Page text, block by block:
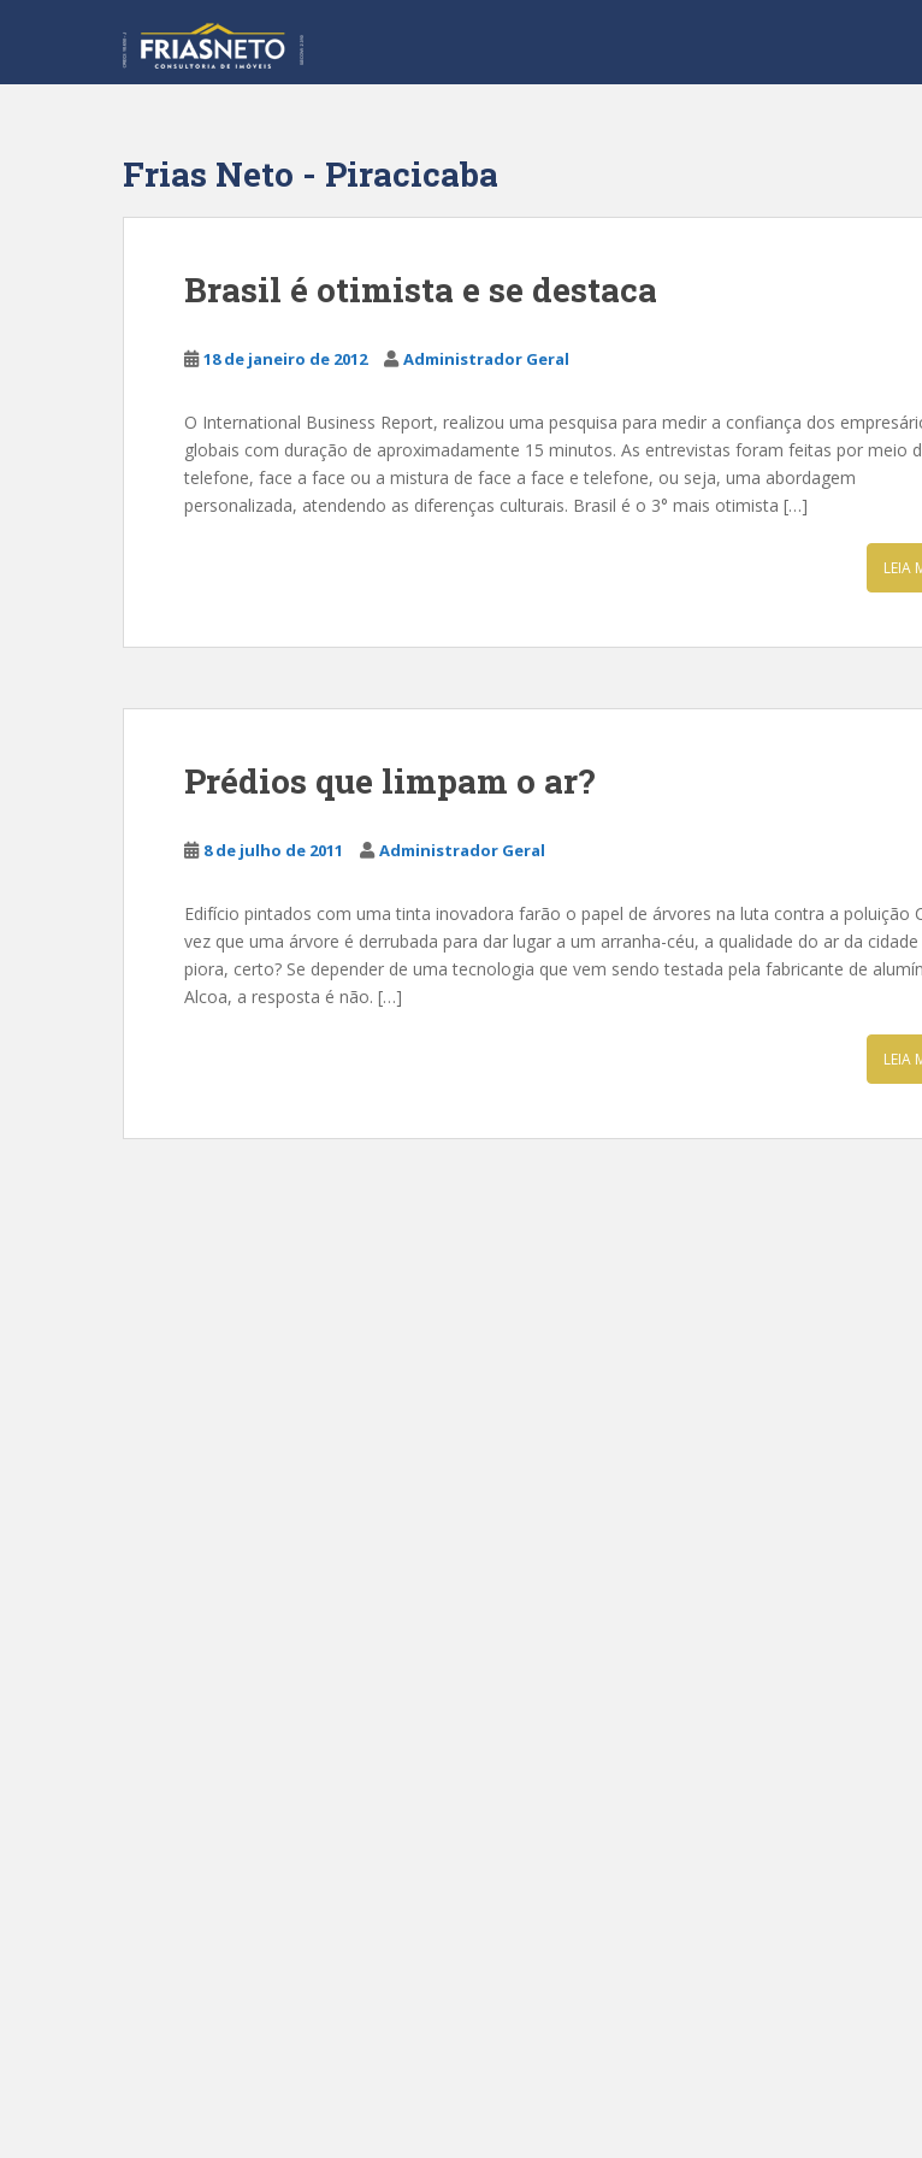
Frias Neto - Piracicaba
Brasil é otimista e se destaca
18 de janeiro de 2012 Administrador Geral
O International Business Report, realizou uma pesquisa para medir a confiança dos
globais com duração de aproximadamente 15 minutos. As entrevistas foram feitas por meio
telefone, face a face ou a mistura de face a face e telefone, ou seja, uma abordagem
personalizada, atendendo as diferenças culturais. Brasil é o 3° mais otimista […]
LEIA
Prédios que limpam o ar?
8 de julho de 2011 Administrador Geral
Edifício pintados com uma tinta inovadora farão o papel de árvores na luta contra a poluição
vez que uma árvore é derrubada para dar lugar a um arranha-céu, a qualidade do ar da cidade
piora, certo? Se depender de uma tecnologia que vem sendo testada pela fabricante de
Alcoa, a resposta é não. […]
LEIA